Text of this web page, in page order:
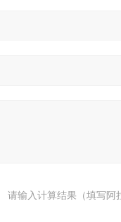
请输入计算结果（填写阿